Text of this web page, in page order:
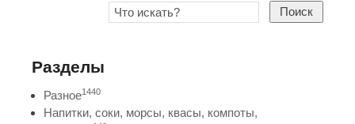
Поиск
Разделы
Разное1440
Напитки, соки, морсы, квасы, компоты,